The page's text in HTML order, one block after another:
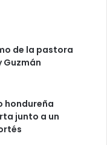
de la pastora
Guzmán
hondureña
junto a un